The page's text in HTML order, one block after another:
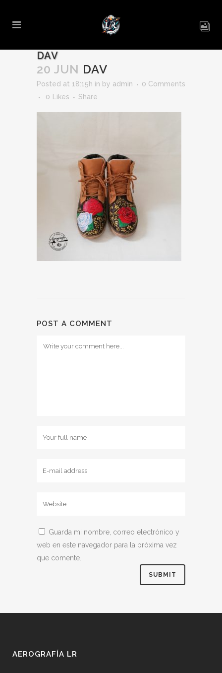
DAV
20 JUN DAV
Posted at 18:15h in by admin
0 Comments
0
Likes Share
POST A COMMENT
Guarda mi nombre, correo electrónico y
web en este navegador para la próxima vez
que comente.
AEROGRAFÍA LR